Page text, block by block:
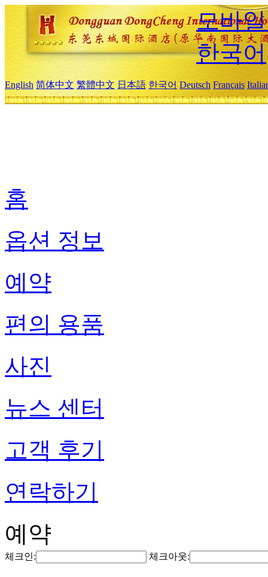
모바
한국어
English 简体中文 繁體中文 日本語 한국어 Deutsch Français
홈
옵션 정보
예약
편의 용품
사진
뉴스 센터
고객 후기
연락하기
예약
체크인: 체크아웃: